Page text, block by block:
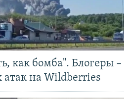
как бомба". Блогеры –
атак на Wildberries